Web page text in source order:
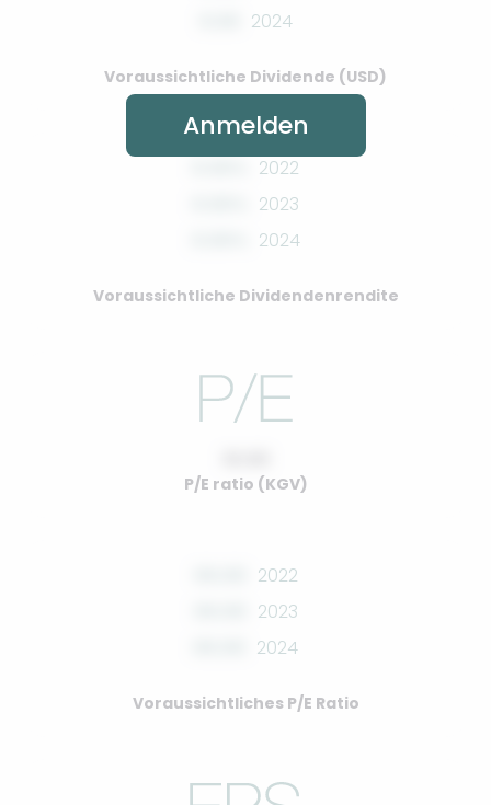
2024
Voraussichtliche Dividende (USD)
2022
2023
2024
Voraussichtliche Dividendenrendite
P/E ratio (KGV)
2022
2023
2024
Voraussichtliches P/E Ratio
Anmelden